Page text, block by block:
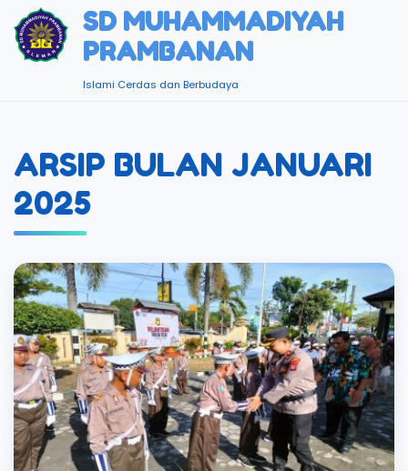
SD MUHAMMADIYAH
PRAMBANAN
Islami Cerdas dan Berbudaya
ARSIP BULAN JANUARI
2025